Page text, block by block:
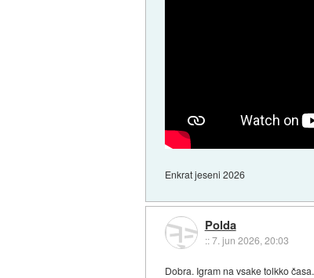
Enkrat jeseni 2026
Polda
::7. jun 2026, 20:03
Dobra. Igram na vsake tolkko časa.